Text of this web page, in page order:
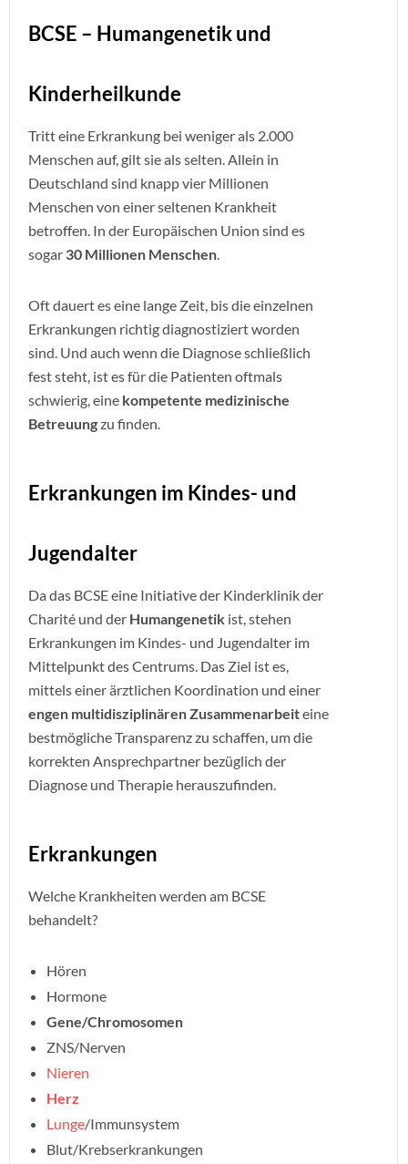
BCSE – Humangenetik und
Kinderheilkunde
Tritt eine Erkrankung bei weniger als 2.000
Menschen auf, gilt sie als selten. Allein in
Deutschland sind knapp vier Millionen
Menschen von einer seltenen Krankheit
betroffen. In der Europäischen Union sind es
sogar 30 Millionen Menschen.
Oft dauert es eine lange Zeit, bis die einzelnen
Erkrankungen richtig diagnostiziert worden
sind. Und auch wenn die Diagnose schließlich
fest steht, ist es für die Patienten oftmals
schwierig, eine kompetente medizinische
Betreuungzu finden.
Erkrankungen im Kindes- und
Jugendalter
Da das BCSE eine Initiative der Kinderklinik der
Charité und der Humangenetik ist, stehen
Erkrankungen im Kindes- und Jugendalter im
Mittelpunkt des Centrums. Das Ziel ist es,
mittels einer ärztlichen Koordination und einer
engen multidisziplinären Zusammenarbeiteine
bestmögliche Transparenz zu schaffen, um die
korrekten Ansprechpartner bezüglich der
Diagnose und Therapie herauszufinden.
Erkrankungen
Welche Krankheiten werden am BCSE
behandelt?
Hören
Hormone
Gene/Chromosomen
ZNS/Nerven
Nieren
Herz
Lunge/Immunsystem
Blut/Krebserkrankungen